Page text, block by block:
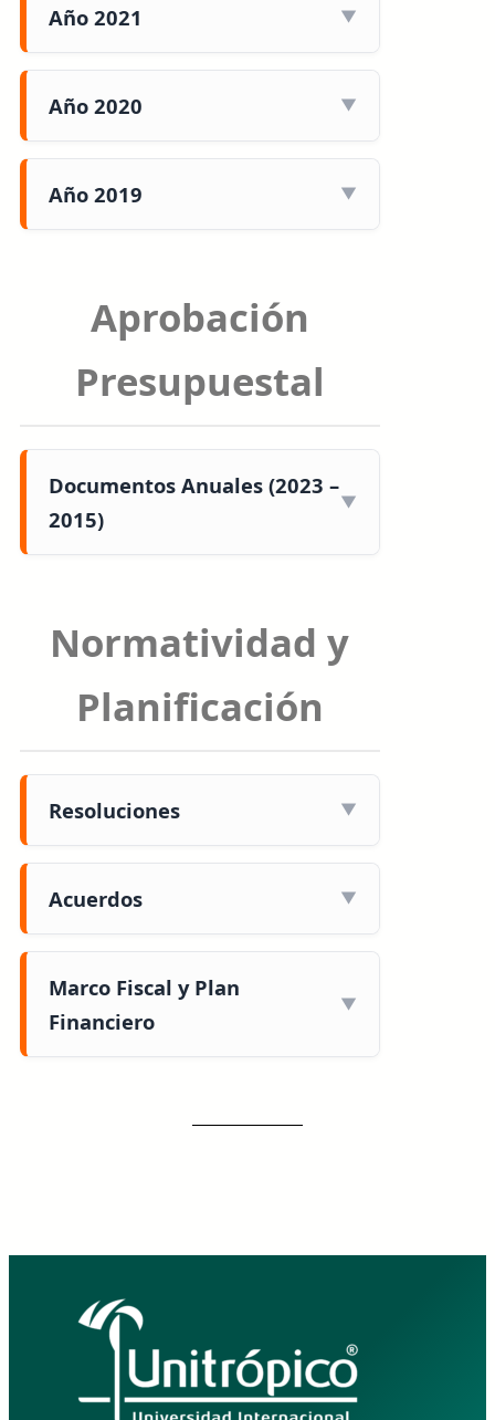
Año 2021
Año 2020
Año 2019
Aprobación
Presupuestal
Documentos Anuales (2023 –
2015)
Normatividad y
Planificación
Resoluciones
Acuerdos
Marco Fiscal y Plan
Financiero